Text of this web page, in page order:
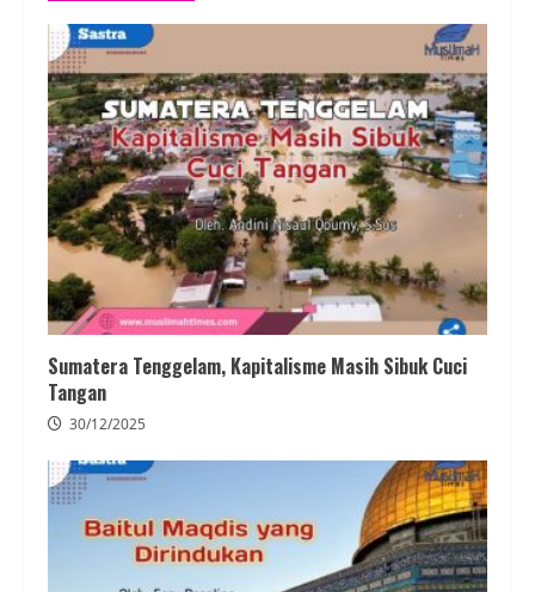
Sumatera Tenggelam, Kapitalisme Masih Sibuk Cuci
Tangan
30/12/2025